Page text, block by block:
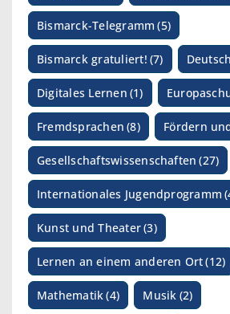
Bismarck-Telegramm (5)
Bismarck gratuliert! (7) Deutsch
Digitales Lernen (1)
Fremdsprachen (8) Fördern
Gesellschaftswissenschaften (27)
Internationales Jugendprogramm
Kunst und Theater(3)
Lernen an einem anderen Ort(12)
Mathematik (4) Musik (2)